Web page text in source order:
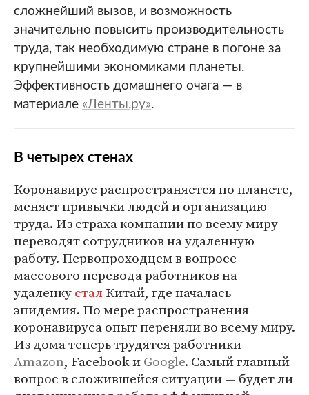
сложнейший вызов, и возможность
значительно повысить производительность
труда, так необходимую стране в погоне за
крупнейшими экономиками планеты.
Эффективность домашнего очага — в
материале «Ленты.ру».
В четырех стенах
Коронавирус распространяется по планете,
меняет привычки людей и организацию
труда. Из страха компании по всему миру
переводят сотрудников на удаленную
работу. Первопроходцем в вопросе
массового перевода работников на
удаленкусталКитай, где началась
эпидемия. По мере распространения
коронавируса опыт переняли во всему миру.
Из дома теперь трудятся работники
Amazon, Facebook иGoogle. Самый главный
вопрос в сложившейся ситуации — будет ли